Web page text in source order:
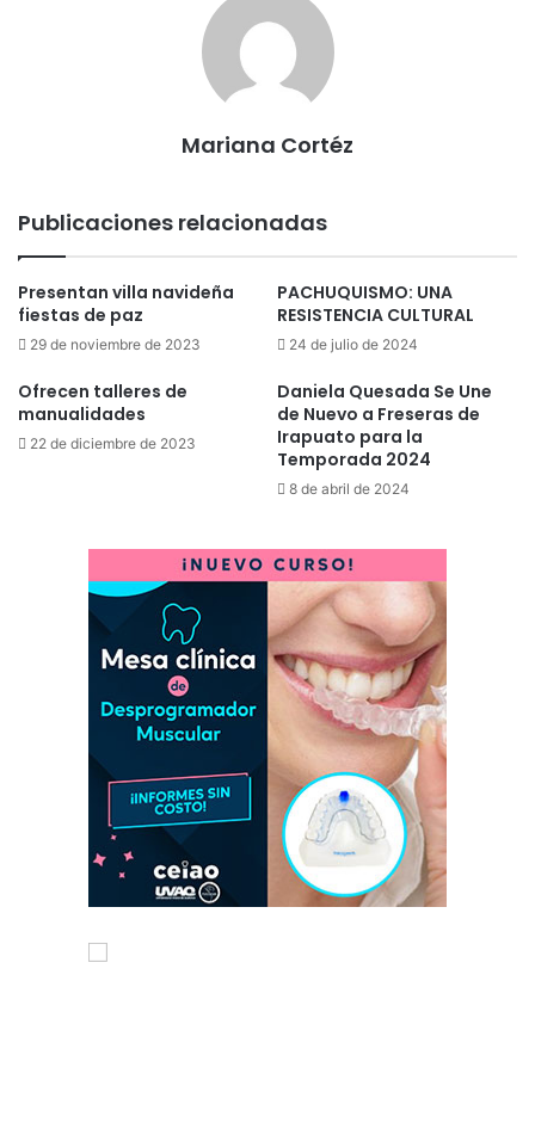
Mariana Cortéz
Publicaciones relacionadas
Presentan villa navideña
fiestas de paz
29 de noviembre de 2023
PACHUQUISMO: UNA
RESISTENCIA CULTURAL
24 de julio de 2024
Ofrecen talleres de
manualidades
22 de diciembre de 2023
Daniela Quesada Se Une
de Nuevo a Freseras de
Irapuato para la
Temporada 2024
8 de abril de 2024